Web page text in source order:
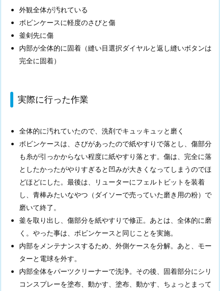
業
箇
所
の
写
真
（全
部
清
掃
後
だ
と
思
外観全体が汚れている
ボビンケースに軽度のさびと傷
釜剣先に傷
内部が全体的に固着（縫い目選択ダイヤルと返し縫いボタンは
完全に固着）
実際に行った作業
全体的に汚れていたので、洗剤でキュッキュッと磨く
ボビンケースは、さびがあったので紙やすりで落とし、傷部分
も糸が引っかからない程度に紙やすり落とす。傷は、完全に落
としたかったがやりすぎると凹みが大きくなってしまうのでほ
どほどにした。最後は、リューターにフェルトビットを装着
し、青棒みたいなやつ（ダイソーで売っていた磨き用の粉）で
磨いて終了。
釜を取り出し、傷部分を紙やすりで修正。あとは、全体的に磨
く。やった事は、ボビンケースと同じことを実施。
内部をメンテナンスするため、外側ケースを分解。あと、モー
ターと電球を外す。
内部全体をパーツクリーナーで洗浄。その後、固着部分にシリ
コンスプレーを塗布、動かす、塗布、動かす、ちょっとまって